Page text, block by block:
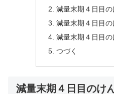
減量末期４日目
減量末期４日目
減量末期４日目
つづく
減量末期４日目のけ